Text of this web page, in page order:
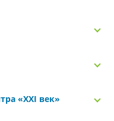
«‎XXI век»